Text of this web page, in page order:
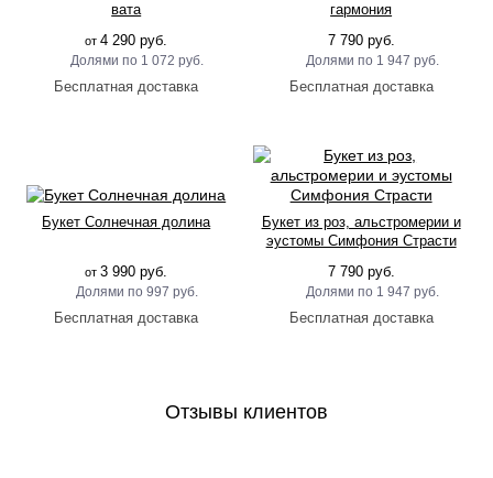
вата
от4 290 руб.
1 072 руб.
гармония
7 790 руб.
1 947 руб.
Букет Солнечная долина
от3 990 руб.
997 руб.
Букет из роз, альстромерии и
эустомы Симфония Страсти
7 790 руб.
1 947 руб.
Отзывы клиентов